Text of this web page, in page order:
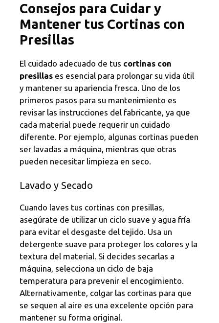
Consejos para Cuidar y
Mantener tus Cortinas con
Presillas
El cuidado adecuado de tus cortinas con
presillas es esencial para prolongar su vida útil
y mantener su apariencia fresca. Uno de los
primeros pasos para su mantenimiento es
revisar las instrucciones del fabricante, ya que
cada material puede requerir un cuidado
diferente. Por ejemplo, algunas cortinas pueden
ser lavadas a máquina, mientras que otras
pueden necesitar limpieza en seco.
Lavado y Secado
Cuando laves tus cortinas con presillas,
asegúrate de utilizar un ciclo suave y agua fría
para evitar el desgaste del tejido. Usa un
detergente suave para proteger los colores y la
textura del material. Si decides secarlas a
máquina, selecciona un ciclo de baja
temperatura para prevenir el encogimiento.
Alternativamente, colgar las cortinas para que
se sequen al aire es una excelente opción para
mantener su forma original.